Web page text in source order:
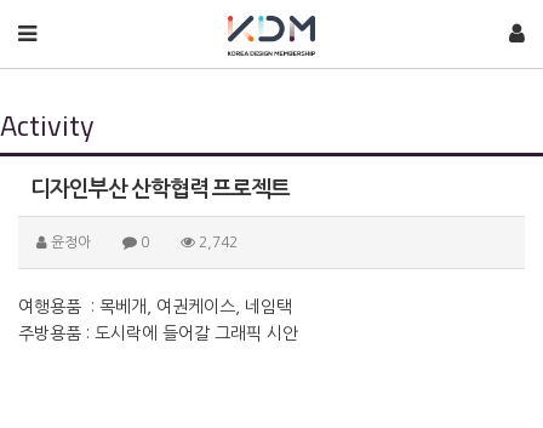
Activity
디자인부산 산학협력 프로젝트
윤정아 0 2,742
여행용품 : 목베개, 여권케이스, 네임택
주방용품 : 도시락에 들어갈 그래픽 시안